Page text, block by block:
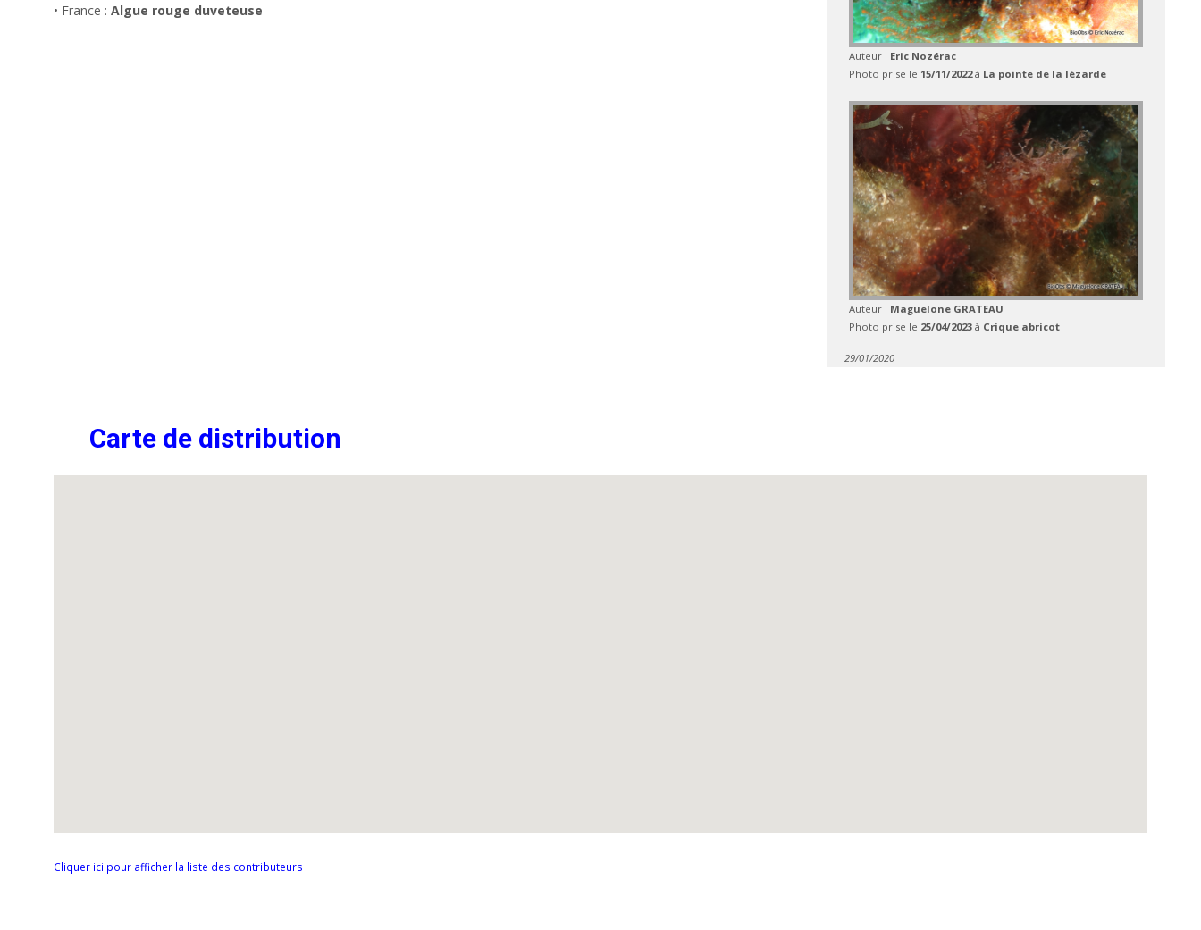
• France : Algue rouge duveteuse
Auteur : Eric Nozérac
Photo prise le 15/11/2022à La pointe de la lézarde
Auteur : Maguelone GRATEAU
Photo prise le 25/04/2023à Crique abricot
29/01/2020
Carte de distribution
Cliquer ici pour afficher la liste des contributeurs